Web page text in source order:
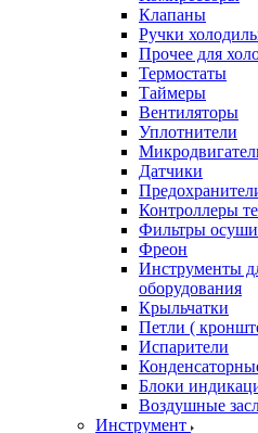
Клапаны
Ручки
Прочее для
Термостаты
Таймеры
Вентиляторы
Уплотнители
Датчики
Контроллеры
Фильтры
Фреон
Инструменты
оборудования
Крыльчатки
Петли (
Испарители
Блоки
Воздушные
Инструмент